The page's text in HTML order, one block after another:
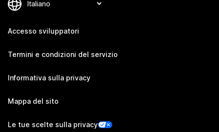
Accesso sviluppatori
Termini e condizioni del servizio
Informativa sulla privacy
Mappa del sito
Le tue scelte sulla privacy